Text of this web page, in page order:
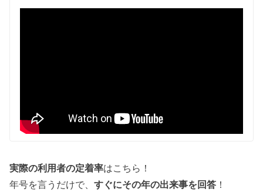
実際の利用者の定着率はこちら！
年号を言うだけで、すぐにその年の出来事を回答 ！